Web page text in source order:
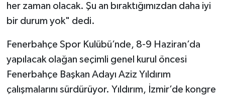
her zaman olacak. Şu an bıraktığımızdan daha iyi
bir durum yok" dedi.
Fenerbahçe Spor Kulübü’nde, 8-9 Haziran’da
yapılacak olağan seçimli genel kurul öncesi
Fenerbahçe Başkan Adayı Aziz Yıldırım
çalışmalarını sürdürüyor. Yıldırım, İzmir’de kongre